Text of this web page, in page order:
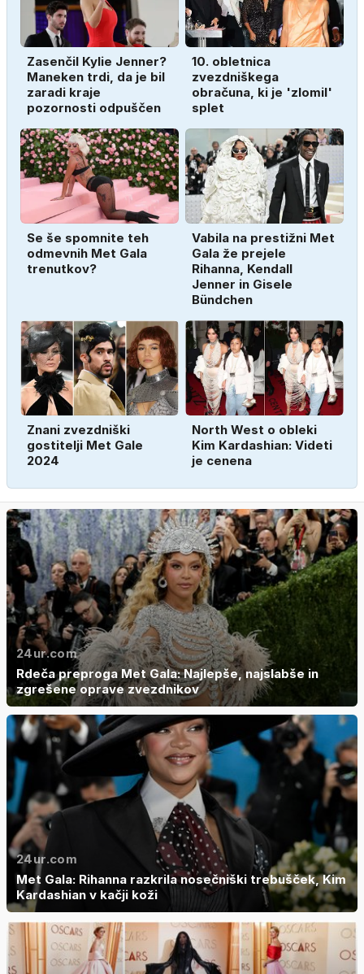
Zasenčil Kylie Jenner?
Maneken trdi, da je bil
zaradi kraje
pozornosti odpuščen
10. obletnica
zvezdniškega
obračuna, ki je 'zlomil'
splet
Se še spomnite teh
odmevnih Met Gala
trenutkov?
Vabila na prestižni Met
Gala že prejele
Rihanna, Kendall
Jenner in Gisele
Bündchen
Znani zvezdniški
gostitelji Met Gale
2024
North West o obleki
Kim Kardashian: Videti
je cenena
24ur.com
Rdeča preproga Met Gala: Najlepše, najslabše in
zgrešene oprave zvezdnikov
24ur.com
Met Gala: Rihanna razkrila nosečniški trebušček, Kim
Kardashian v kačji koži